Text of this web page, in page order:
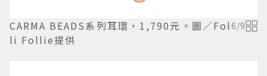
CARMA BEADS系列耳環，1,790元。圖／Fol
li Follie提供
6/9